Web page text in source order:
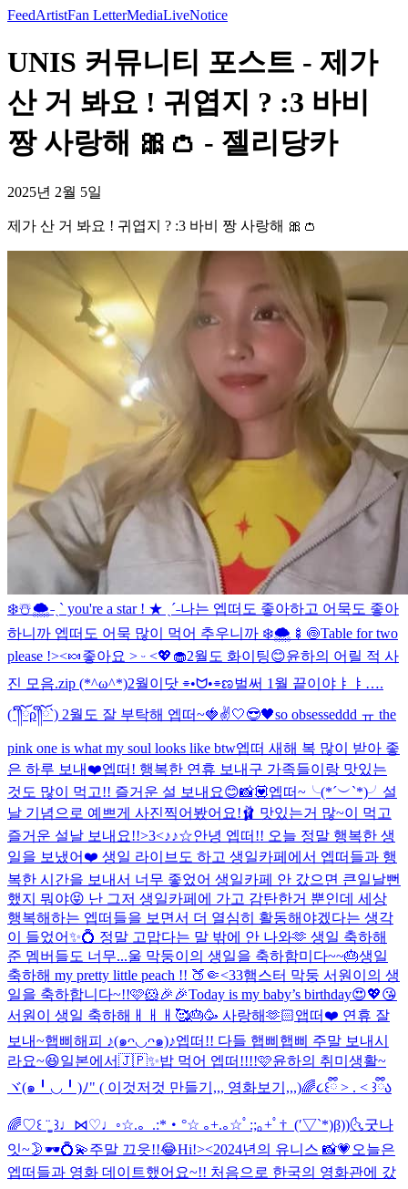
FeedArtistFan LetterMediaLiveNotice
UNIS 커뮤니티 포스트 - 제가
산 거 봐요 ! 귀엽지 ? :3 바비
짱 사랑해 🎀👛 - 젤리당카
2025년 2월 5일
제가 산 거 봐요 ! 귀엽지 ? :3 바비 짱 사랑해 🎀👛
❄️☃️🌨️˗ˏˋ you're a star ! ★ ˎˊ˗나는 엡떠도 좋아하고 어묵도 좋아
하니까 엡떠도 어묵 많이 먹어 추우니까 ❄️🌨️🍢🍥Table for two
please !><🍬좋아요 ˃ ᵕ ˂💖🧁2월도 화이팅😊윤하의 어릴 적 사
진 모음.zip (*^ω^*)2월이닷 ⌯•ᗢ•⌯ಣ벌써 1월 끝이야ㅑㅑ….
(´༎ຶོρ༎ຶོ`) 2월도 잘 부탁해 엡떠~🍓✌️🤍😎🖤so obsesseddd ㅠ the
pink one is what my soul looks like btw엡떠 새해 복 많이 받아 좋
은 하루 보내❤️엡떠! 행복한 연휴 보내구 가족들이랑 맛있는
것도 많이 먹고!! 즐거운 설 보내요😊📸💟엡떠~╰(*´︶`*)╯설
날 기념으로 예쁘게 사진찍어봤어요!🩰 맛있는거 많~이 먹고
즐거운 설날 보내요!!>3<♪♪☆안녕 엡떠!! 오늘 정말 행복한 생
일을 보냈어❤️ 생일 라이브도 하고 생일카페에서 엡떠들과 행
복한 시간을 보내서 너무 좋었어 생일카페 안 갔으면 큰일날뻔
했지 뭐야😝 난 그저 생일카페에 가고 감탄한거 뿐인데 세상
행복해하는 엡떠들을 보면서 더 열심히 활동해야겠다는 생각
이 들었어✨💍 정말 고맙다는 말 밖에 안 나와🫶 생일 축하해
준 멤버들도 너무...울 막둥이의 생일을 축하함미다~~🎂생일
축하해 my pretty little peach !! 🍑🤏<33햄스터 막둥 서원이의 생
일을 축하합니다~!!🩷🐹🎉🎉Today is my baby’s birthday😍💖😘
서원이 생일 축하해ㅐㅐㅐ🥰🎂🥳 사랑해🫶🏻앱떠❤️ 연휴 잘
보내~햅삐해피 ♪(๑ᴖ◡ᴖ๑)♪엡떠!! 다들 햅삐햅삐 주말 보내시
라요~😆일본에서🇯🇵✨밥 먹어 엡떠!!!!🩷윤하의 취미생활~
ヾ(๑╹◡╹)ﾉ" ( 이것저것 만들기,,, 영화보기,,,)🌈૮꒰ྀི > . < ꒱ྀིა
🌈♡꒰ ¨̮͚ ꒱♩⋈♡♩◦☆.。.:*・°☆ ｡+.｡☆ﾟ:;｡+ﾟ†_(′▽`*)β))🌜굿나
잇~🌛🕶️💍💫주말 끄읏!!😂Hi!><2024년의 유니스 📸💗 오늘은
엡떠들과 영화 데이트했어요~!! 처음으로 한국의 영화관에 갔